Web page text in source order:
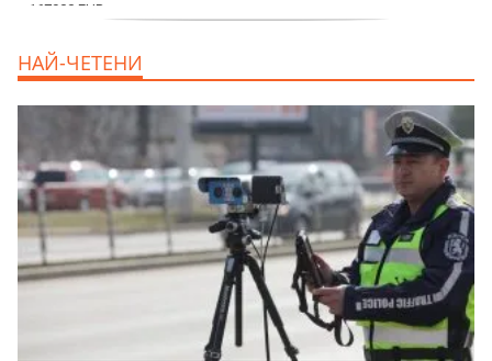
НАЙ-ЧЕТЕНИ